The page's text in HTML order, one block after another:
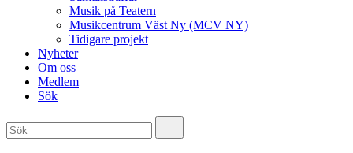
Musik på Teatern
Musikcentrum Väst Ny (MCV NY)
Tidigare projekt
Nyheter
Om oss
Medlem
Sök